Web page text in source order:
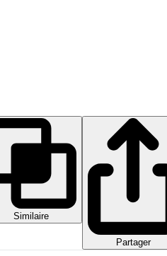
Similaire
Partager